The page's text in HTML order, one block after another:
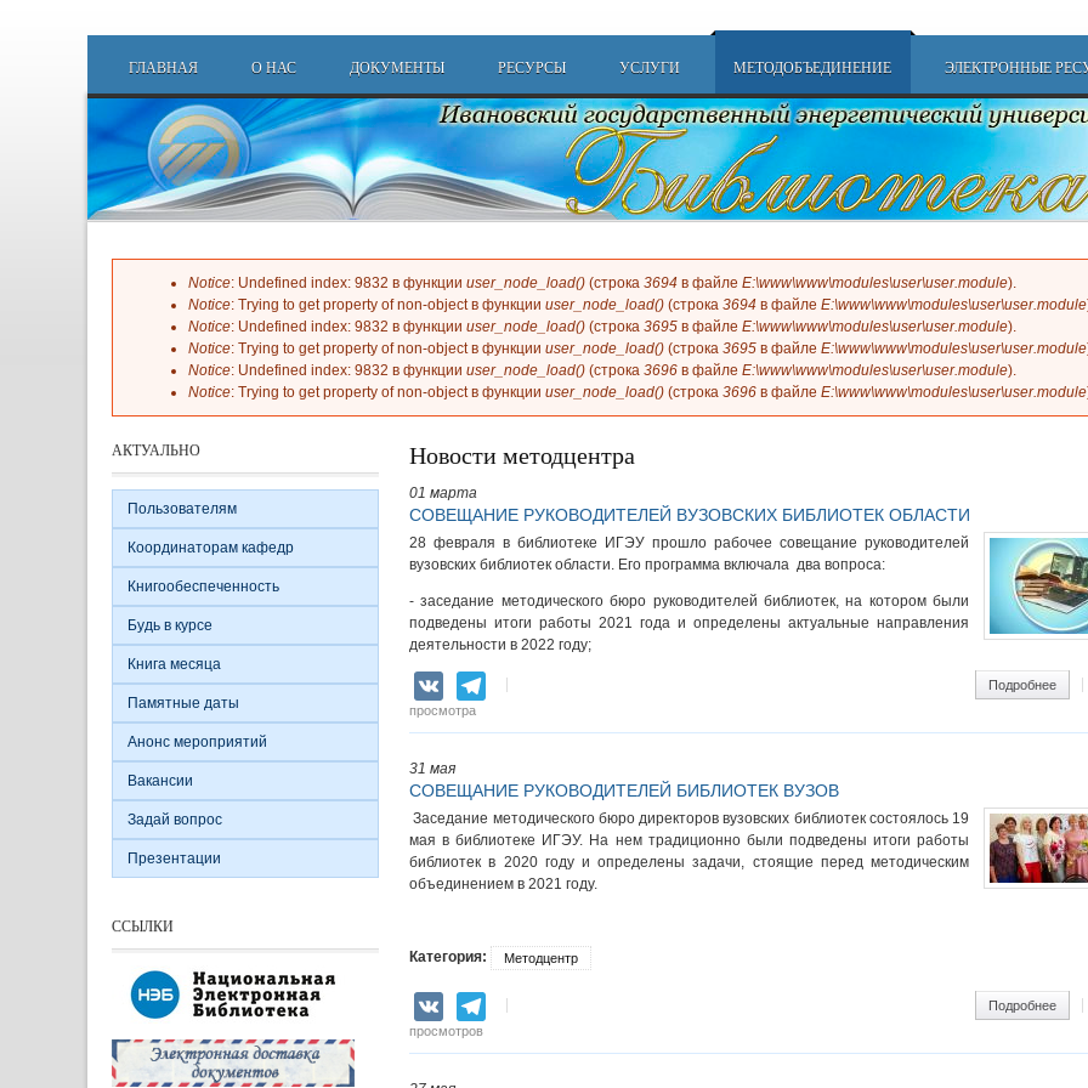
Main menu
ГЛАВНАЯ О НАС ДОКУМЕНТЫ РЕСУРСЫ УСЛУГИ МЕТОДОБЪЕДИНЕНИЕ ЭЛЕКТРОННЫЕ
Сообщение об ошибке
Notice: Undefined index: 9832 в функции user_node_load() (строка 3694 в файле E:\www\www\modules\user\user.module).
Notice: Trying to get property of non-object в функции user_node_load() (строка 3694 в файле E:\www\www\modules\user\user.module
Notice: Undefined index: 9832 в функции user_node_load() (строка 3695 в файле E:\www\www\modules\user\user.module).
Notice: Trying to get property of non-object в функции user_node_load() (строка 3695 в файле E:\www\www\modules\user\user.module
Notice: Undefined index: 9832 в функции user_node_load() (строка 3696 в файле E:\www\www\modules\user\user.module).
Notice: Trying to get property of non-object в функции user_node_load() (строка 3696 в файле E:\www\www\modules\user\user.module
Новости методцентра
01 марта
СОВЕЩАНИЕ РУКОВОДИТЕЛЕЙ ВУЗОВСКИХ БИБЛИОТЕК ОБЛАСТИ
28 февраля в библиотеке ИГЭУ прошло рабочее совещание руководителей
вузовских библиотек области. Его программа включала два вопроса:
- заседание методического бюро руководителей библиотек, на котором были
подведены итоги работы 2021 года и определены актуальные направления
деятельности в 2022 году;
VK Подробнее о
просмотра
31 мая
СОВЕЩАНИЕ РУКОВОДИТЕЛЕЙ БИБЛИОТЕК ВУЗОВ
Заседание методического бюро директоров вузовских библиотек состоялось 19
мая в библиотеке ИГЭУ. На нем традиционно были подведены итоги работы
библиотек в 2020 году и определены задачи, стоящие перед методическим
объединением в 2021 году.
Категория: Методцентр
VK Подробнее о
просмотров
АКТУАЛЬНО
Пользователям
Координаторам кафедр
Книгообеспеченность
Будь в курсе
Книга месяца
Памятные даты
Анонс мероприятий
Вакансии
Задай вопрос
Презентации
ССЫЛКИ